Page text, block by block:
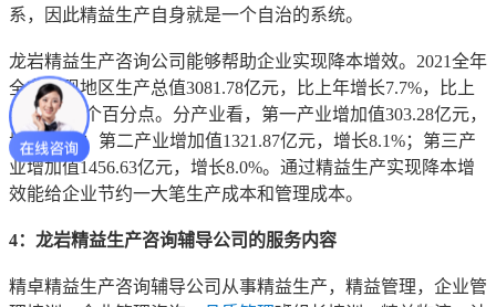
系，因此精益生产自身就是一个自治的系统。
龙岩精益生产咨询公司能够帮助企业实现降本增效。2021全年
全市实现地区生产总值3081.78亿元，比上年增长7.7%，比上
年提高2.4个百分点。分产业看，第一产业增加值303.28亿元，
增长4.8%；第二产业增加值1321.87亿元，增长8.1%；第三产
业增加值1456.63亿元，增长8.0%。通过精益生产实现降本增
效能给企业节约一大笔生产成本和管理成本。
4：龙岩精益生产咨询辅导公司的服务内容
精卓精益生产咨询辅导公司从事精益生产，精益管理，企业管